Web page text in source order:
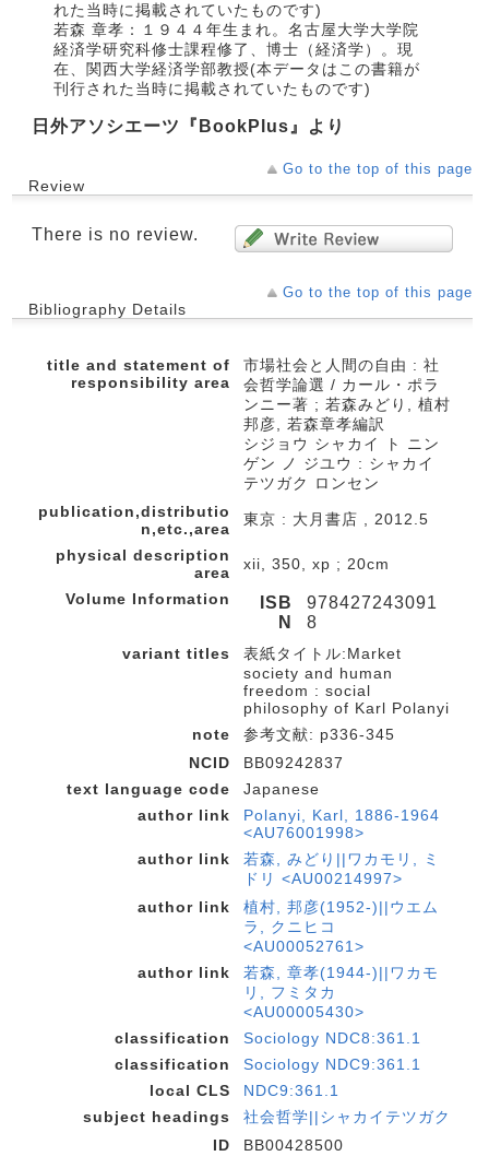
れた当時に掲載されていたものです)
若森 章孝：１９４４年生まれ。名古屋大学大学院
経済学研究科修士課程修了、博士（経済学）。現
在、関西大学経済学部教授(本データはこの書籍が
刊行された当時に掲載されていたものです)
日外アソシエーツ『BookPlus』より
Go to the top of this page
Review
There is no review.
Go to the top of this page
Bibliography Details
title and statement of
responsibility area
市場社会と人間の自由 : 社
会哲学論選 / カール・ポラ
ンニー著 ; 若森みどり, 植村
邦彦, 若森章孝編訳
シジョウ シャカイ ト ニン
ゲン ノ ジユウ : シャカイ
テツガク ロンセン
publication,distributio
n,etc.,area
東京 : 大月書店 , 2012.5
physical description
area
xii, 350, xp ; 20cm
Volume Information
ISB
N
978427243091
8
variant titles
表紙タイトル:Market
society and human
freedom : social
philosophy of Karl Polanyi
note
参考文献: p336-345
NCID
BB09242837
text language code
Japanese
author link
Polanyi, Karl, 1886-1964
<AU76001998>
author link
若森, みどり||ワカモリ, ミ
ドリ <AU00214997>
author link
植村, 邦彦(1952-)||ウエム
ラ, クニヒコ
<AU00052761>
author link
若森, 章孝(1944-)||ワカモ
リ, フミタカ
<AU00005430>
classification
Sociology NDC8:361.1
classification
Sociology NDC9:361.1
local CLS
NDC9:361.1
subject headings
社会哲学||シャカイテツガク
ID
BB00428500